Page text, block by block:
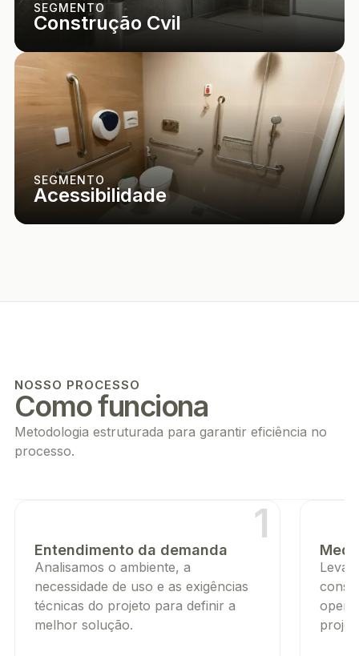
SEGMENTO
Construção Cvil
SEGMENTO
Acessibilidade
NOSSO PROCESSO
Como funciona
Metodologia estruturada para garantir eficiência no
processo.
1
Entendimento da demanda
Analisamos o ambiente, a
necessidade de uso e as exigências
técnicas do projeto para definir a
melhor solução.